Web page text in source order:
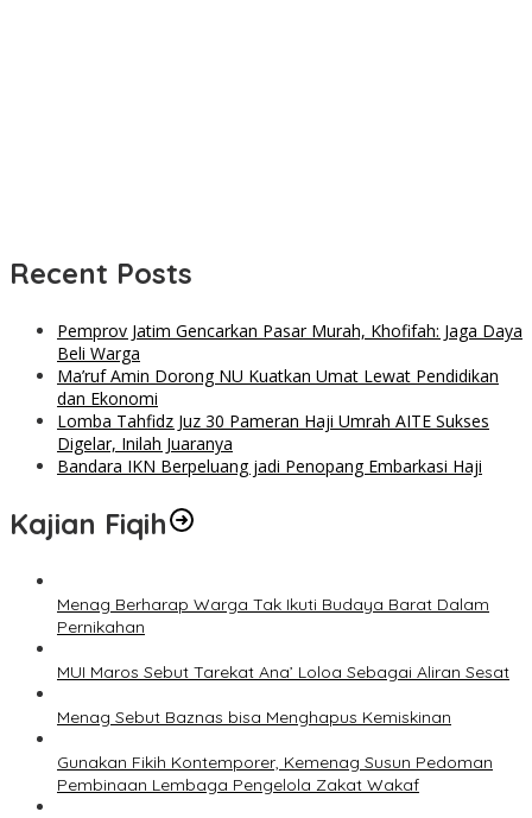
Recent Posts
Pemprov Jatim Gencarkan Pasar Murah, Khofifah: Jaga Daya
Beli Warga
Ma’ruf Amin Dorong NU Kuatkan Umat Lewat Pendidikan
dan Ekonomi
Lomba Tahfidz Juz 30 Pameran Haji Umrah AITE Sukses
Digelar, Inilah Juaranya
Bandara IKN Berpeluang jadi Penopang Embarkasi Haji
Kajian Fiqih
Menag Berharap Warga Tak Ikuti Budaya Barat Dalam
Pernikahan
MUI Maros Sebut Tarekat Ana’ Loloa Sebagai Aliran Sesat
Menag Sebut Baznas bisa Menghapus Kemiskinan
Gunakan Fikih Kontemporer, Kemenag Susun Pedoman
Pembinaan Lembaga Pengelola Zakat Wakaf